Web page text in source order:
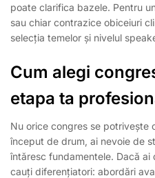
poate clarifica bazele. Pentru
sau chiar contrazice obiceiuri
selecția temelor și nivelul
Cum alegi
etapa ta
Nu orice congres se potrivește
început de drum, ai nevoie de
întăresc fundamentele. Dacă
cauți diferențiatori: abordări